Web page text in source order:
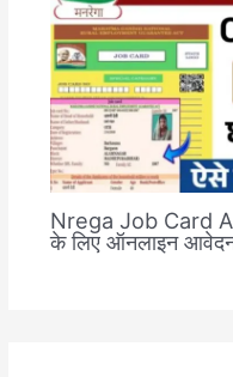
Nrega Job Card
के लिए ऑनलाइन